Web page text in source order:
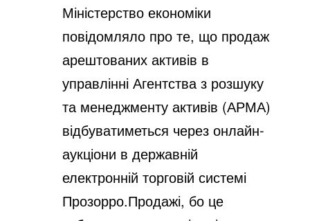
Міністерство економіки
повідомляло про те, що продаж
арештованих активів в
управлінні Агентства з розшуку
та менеджменту активів (АРМА)
відбуватиметься через онлайн-
аукціони в державній
електронній торговій системі
Прозорро.Продажі, бо це